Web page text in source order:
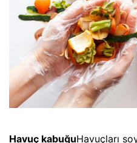
Havuç kabuğuHavuçları